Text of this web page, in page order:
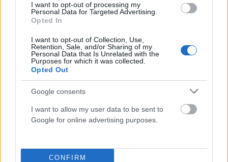
I want to opt-out of processing my
Personal Data for Targeted Advertising.
Opted In
I want to opt-out of Collection, Use,
Retention, Sale, and/or Sharing of my
Personal Data that Is Unrelated with the
Purposes for which it was collected.
Opted Out
Google consents
I want to allow my user data to be sent to
Google for online advertising purposes.
CONFIRM
Αμπντούλ Ελ-Σαγέντ: Ο «αντισυστημικός» υποψήφιος
που αναστατώνει Δημοκρατικούς και